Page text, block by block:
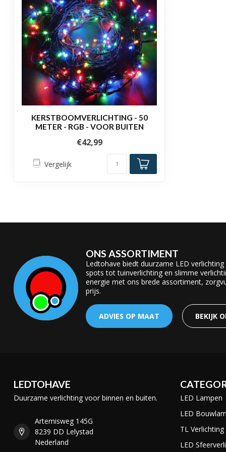
KERSTBOOMVERLICHTING - 50
METER - RGB - VOOR BUITEN
€42,99
Vergelijk
ONS ASSORTIMENT
Ledtohave biedt duurzame LED
spots tot tuinverlichting en slimme
energie met ons brede assortiment,
prijs.
ADVIES OP MAAT BEKIJK
LEDTOHAVE
Duurzame verlichting voor binnen en buiten.
Artemisweg 145G
8239 DD Lelystad
Nederland
LED Lampen
LED
TL Verlichting
LED